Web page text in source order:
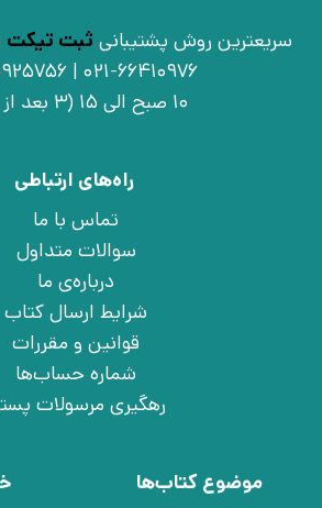
سریعترین روش پشتیبانی ثبت تیکت
021-66410976 | 09030925756
10 صبح الی 15 (3 بعد از ظهر)
راه‌های ارتباطی
تماس با ما
سوالات متداول
درباره‌ی ما
شرایط ارسال کتاب
قوانین و مقررات
شماره حساب‌ها
رهگیری مرسولات
موضوع کتاب‌ها